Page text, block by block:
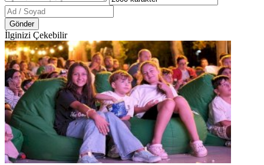
Gönder
İlginizi Çekebilir